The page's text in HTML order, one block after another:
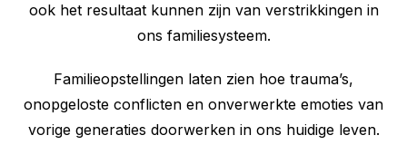
ook het resultaat kunnen zijn van verstrikkingen in
ons familiesysteem.
Familieopstellingen laten zien hoe trauma’s,
onopgeloste conflicten en onverwerkte emoties van
vorige generaties doorwerken in ons huidige leven.